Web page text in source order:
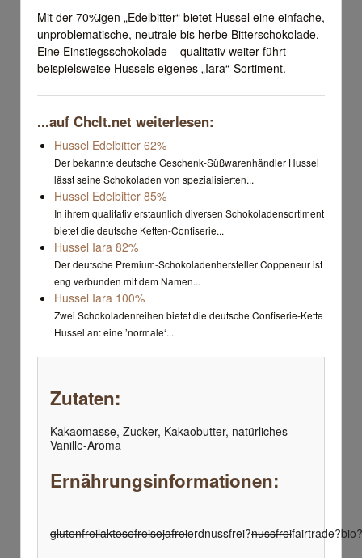
Mit der 70%igen „Edelbitter“ bietet Hussel eine einfache,
unproblematische, neutrale bis herbe Bitterschokolade.
Eine Einstiegsschokolade – qualitativ weiter führt
beispielsweise Hussels eigenes „Iara“-Sortiment.
...auf Chclt.net weiterlesen:
Hussel Edelbitter 62%
Der bekannte deutsche Geschenk-Süßwarenhändler Hussel
lässt seine Schokoladen von spezialisierten...
Hussel Edelbitter 85%
In ihrem qualitativ erstaunlich diversen Schokoladensortiment
bietet die deutsche Ketten-Confiserie...
Hussel Iara 82%
Der deutsche Premium-Schokoladenhersteller Coppeneur ist
eng verbunden mit dem Namen...
Hussel Iara 100%
Zwei Schokoladenreihen bietet die deutsche Confiserie-Kette
Hussel an: eine ’normale‘...
Zutaten:
Kakaomasse, Zucker, Kakaobutter, natürliches
Vanille-Aroma
Ernährungsinformationen:
glutenfreilaktosefreisojafreierdnussfrei?nussfreifairtrade?bio?